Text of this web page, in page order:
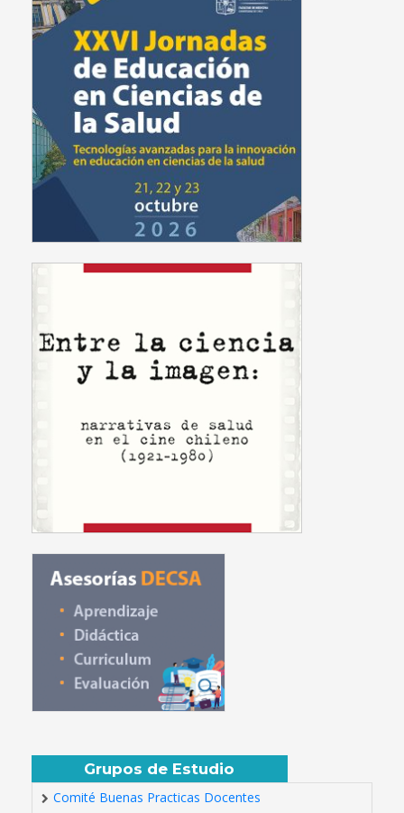
Grupos de Estudio
Comité Buenas Practicas Docentes